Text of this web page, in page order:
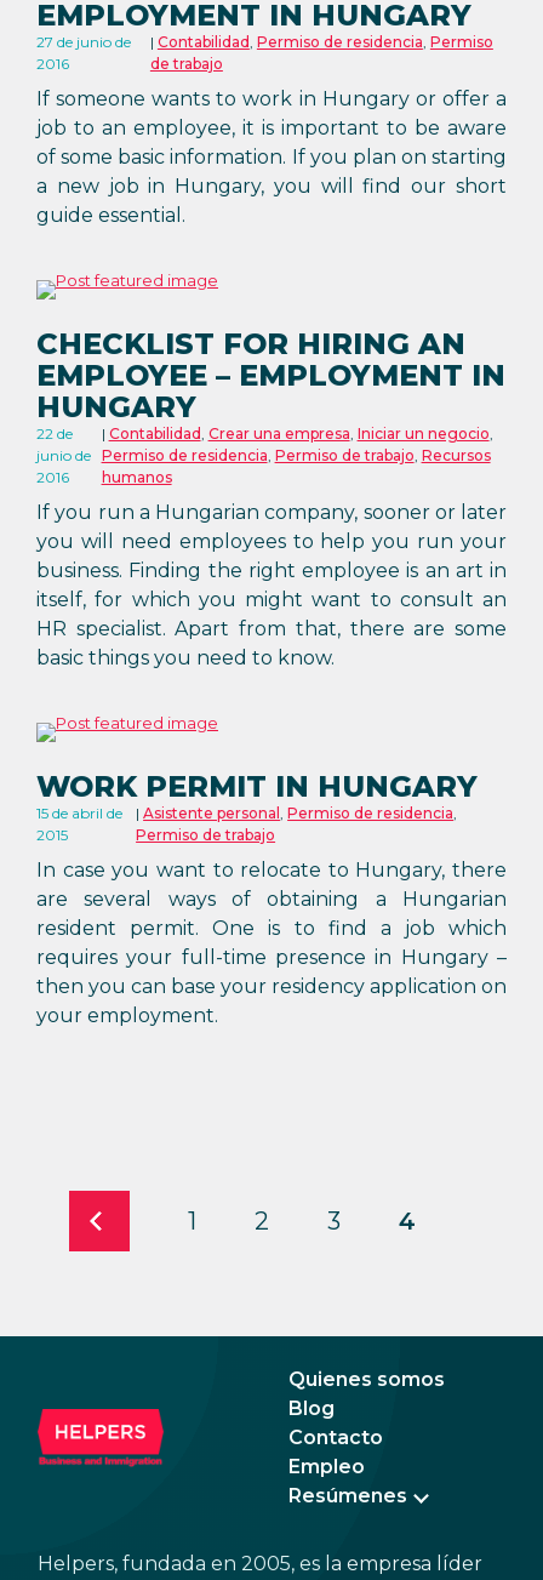
EMPLOYMENT IN HUNGARY
27 de junio de
2016
Contabilidad, Permiso de residencia, Permiso
de trabajo
If someone wants to work in Hungary or offer a
job to an employee, it is important to be aware
of some basic information. If you plan on starting
a new job in Hungary, you will find our short
guide essential.
CHECKLIST FOR HIRING AN
EMPLOYEE – EMPLOYMENT IN
HUNGARY
22 de
junio de
2016
Contabilidad, Crear una empresa, Iniciar un negocio,
Permiso de residencia, Permiso de trabajo, Recursos
humanos
If you run a Hungarian company, sooner or later
you will need employees to help you run your
business. Finding the right employee is an art in
itself, for which you might want to consult an
HR specialist. Apart from that, there are some
basic things you need to know.
WORK PERMIT IN HUNGARY
15 de abril de
2015
Asistente personal,Permiso de residencia,
Permiso de trabajo
In case you want to relocate to Hungary, there
are several ways of obtaining a Hungarian
resident permit. One is to find a job which
requires your full-time presence in Hungary –
then you can base your residency application on
your employment.
1 2 3 4
Quienes somos
Blog
Contacto
Empleo
Resúmenes
Helpers, fundada en 2005, es la empresa líder